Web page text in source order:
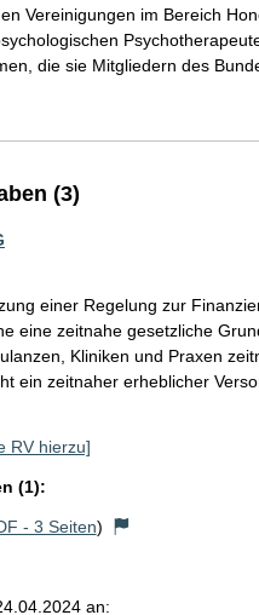
Vereinigungen im Bereich
die sie Mitgliedern des
(3)
einer Regelung zur
eine zeitnahe gesetzliche
Kliniken und Praxen
ein zeitnaher erheblicher
RV hierzu]
(1):
- 3 Seiten)
an: